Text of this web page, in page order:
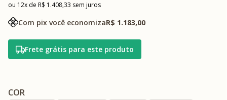
12x R$ 1.408,33 sem juros
Com pix você economizaR$ 1.183,00
Frete grátis para este produto
COR